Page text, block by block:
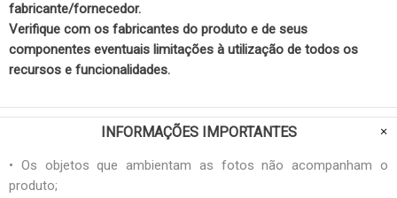
fabricante/fornecedor.
Verifique com os fabricantes do produto e de seus
componentes eventuais limitações à utilização de todos os
recursos e funcionalidades.
INFORMAÇÕES IMPORTANTES
• Os objetos que ambientam as fotos não acompanham o
produto;